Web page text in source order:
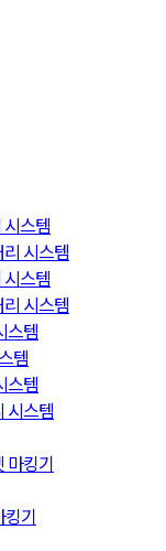
스템
시스템
스템
시스템
스템
템
스템
시스템
마킹기
킹기